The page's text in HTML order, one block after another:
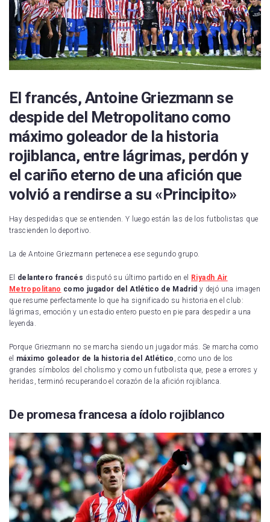
Celta de Vigo
Getafe CF
RCD Mallorca
Real Valladolid
RCD Espanyol
Sevilla FC
Villarreal CF
El francés, Antoine Griezmann se
despide del Metropolitano como
máximo goleador de la historia
rojiblanca, entre lágrimas, perdón y
el cariño eterno de una afición que
volvió a rendirse a su «Principito»
Hay despedidas que se entienden. Y luego están las de los futbolistas que
trascienden lo deportivo.
La de Antoine Griezmann pertenece a ese segundo grupo.
El delantero francés disputó su último partido en el
Riyadh Air
Metropolitano como jugador del Atlético de Madrid y dejó una imagen
que resume perfectamente lo que ha significado su historia en el club:
lágrimas, emoción y un estadio entero puesto en pie para despedir a una
leyenda.
Porque Griezmann no se marcha siendo un jugador más. Se marcha como
el máximo goleador de la historia del Atlético , como uno de los
grandes símbolos del cholismo y como un futbolista que, pese a errores y
heridas, terminó recuperando el corazón de la afición rojiblanca.
De promesa francesa a ídolo rojiblanco